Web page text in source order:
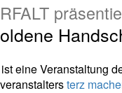
eine Veranstaltung
terz